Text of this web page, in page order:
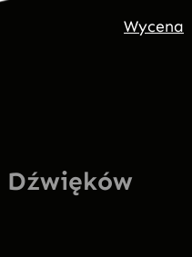
Wycena
Dźwięków